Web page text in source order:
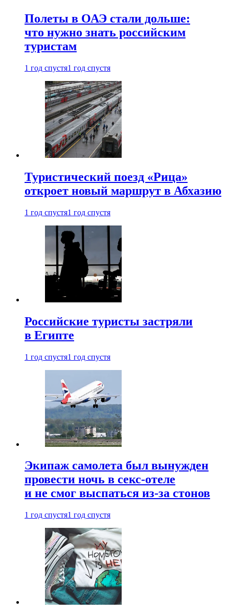
Полеты в ОАЭ стали дольше:
что нужно знать российским
туристам
1 год спустя1 год спустя
Туристический поезд «Рица»
откроет новый маршрут в Абхазию
1 год спустя1 год спустя
Российские туристы застряли
в Египте
1 год спустя1 год спустя
Экипаж самолета был вынужден
провести ночь в секс-отеле
и не смог выспаться из-за стонов
1 год спустя1 год спустя